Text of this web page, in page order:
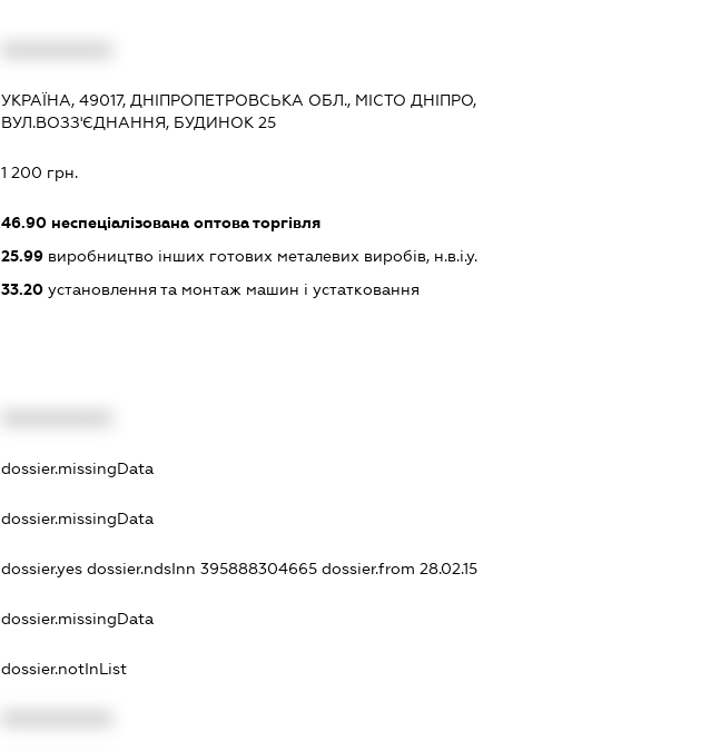
УКРАЇНА, 49017, ДНІПРОПЕТРОВСЬКА ОБЛ., МІСТО ДНІПРО,
ВУЛ.ВОЗЗ'ЄДНАННЯ, БУДИНОК 25
1 200 грн.
46.90 неспеціалізована оптова торгівля
25.99 виробництво інших готових металевих виробів, н.в.і.у.
33.20 установлення та монтаж машин і устатковання
dossier.missingData
dossier.missingData
dossier.yesdossier.ndsInn 395888304665dossier.from 28.02.15
dossier.missingData
dossier.notInList